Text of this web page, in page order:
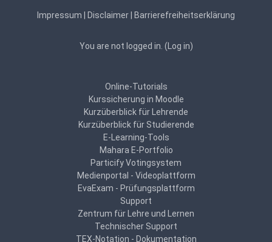
Impressum Disclaimer Barrierefreiheitserklärung
You are not logged in. ( Log in)
Online-Tutorials
Kurssicherung in Moodle
Kurzüberblick für Lehrende
Kurzüberblick für Studierende
E-Learning-Tools
Mahara E-Portfolio
Particify Votingsystem
Medienportal - Videoplattform
EvaExam - Prüfungsplattform
Support
Zentrum für Lehre und Lernen
Technischer Support
TEX-Notation - Dokumentation